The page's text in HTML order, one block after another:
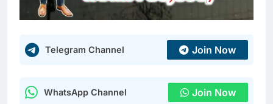
Telegram Channel Join Now
WhatsApp Channel Join Now